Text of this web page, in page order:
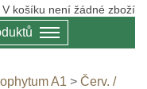
V košíku není žádné zboží
A1 > Červ. /